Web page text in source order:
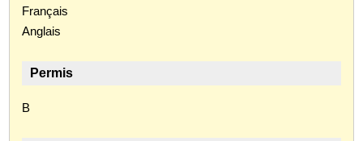
Français
Anglais
Permis
B